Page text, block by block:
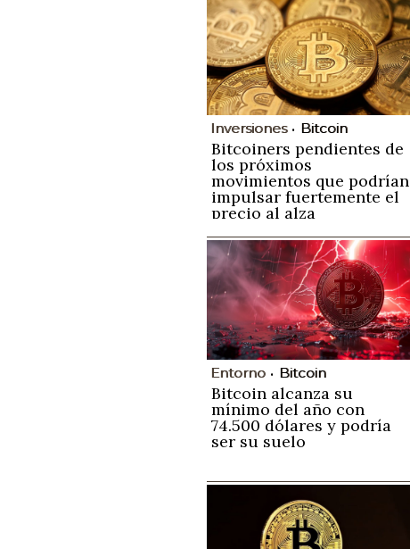
Inversiones Bitcoin
Bitcoiners pendientes de
los próximos
movimientos que podrían
impulsar fuertemente el
precio al alza
Entorno Bitcoin
Bitcoin alcanza su
mínimo del año con
74.500 dólares y podría
ser su suelo